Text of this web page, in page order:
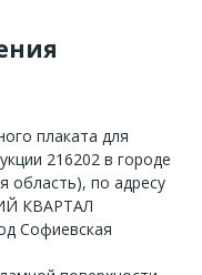
плаката для
216202 в городе
область), по адресу
КВАРТАЛ
Софиевская